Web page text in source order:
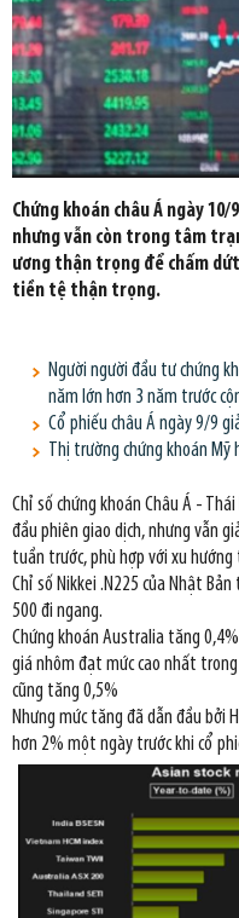
Chứng khoán châu Á ngày
nhưng vẫn còn trong tâm
ương thận trọng để chấm
tiền tệ thận trọng.
Người người đầu tư chứng
năm lớn hơn 3 năm trước
Cổ phiếu châu Á ngày 9/9
Thị trường chứng khoán
Chỉ số chứng khoán Châu Á -
đầu phiên giao dịch, nhưng vẫn
tuần trước, phù hợp với xu hướng
Chỉ số Nikkei .N225 của Nhật
500 đi ngang.
Chứng khoán Australia tăng
giá nhôm đạt mức cao nhất trong
cũng tăng 0,5%
Nhưng mức tăng đã dẫn đầu bởi
hơn 2% một ngày trước khi cổ